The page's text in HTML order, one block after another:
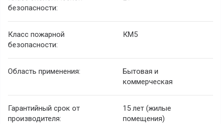
безопасности:
Класс пожарной
безопасности:
КМ5
Область применения:
Бытовая и
коммерческая
Гарантийный срок от
производителя:
15 лет (жилые
помещения)